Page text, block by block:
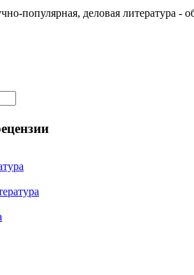
популярная, деловая литература -